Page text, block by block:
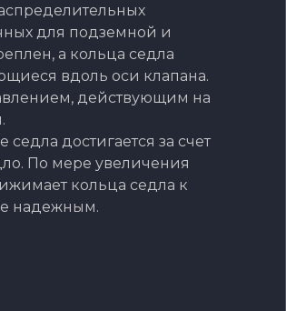
для подземной и
а кольца седла
вдоль оси клапана.
действующим на
достигается за счет
По мере увеличения
кольца седла к
надежным.